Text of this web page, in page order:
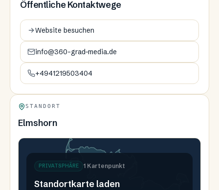
Öffentliche Kontaktwege
Website besuchen
info@360-grad-media.de
+4941219503404
STANDORT
Elmshorn
PRIVATSPHÄRE 1 Kartenpunkt
Standortkarte laden